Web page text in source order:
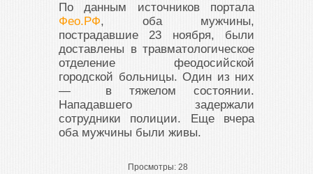
По данным источников портала
Фео.РФ, оба мужчины,
пострадавшие 23 ноября, были
доставлены в травматологическое
отделение феодосийской
городской больницы. Один из них
— в тяжелом состоянии.
Нападавшего задержали
сотрудники полиции. Еще вчера
оба мужчины были живы.
Просмотры: 28